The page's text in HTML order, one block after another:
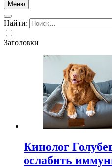
Меню
Найти:
Заголовки
Кинолог
ослабить